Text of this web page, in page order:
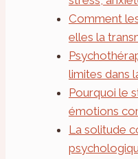
Comment
elles la
limites dans
Pourquoi le
émotions
La solitude